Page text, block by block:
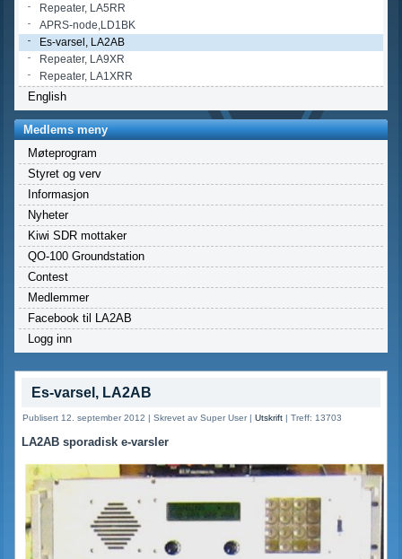
Repeater, LA5RR
APRS-node,LD1BK
Es-varsel, LA2AB
Repeater, LA9XR
Repeater, LA1XRR
English
Medlems meny
Møteprogram
Styret og verv
Informasjon
Nyheter
Kiwi SDR mottaker
QO-100 Groundstation
Contest
Medlemmer
Facebook til LA2AB
Logg inn
Es-varsel, LA2AB
Publisert 12. september 2012 |Skrevet av Super User|Utskrift |Treff: 13703
LA2AB sporadisk e-varsler